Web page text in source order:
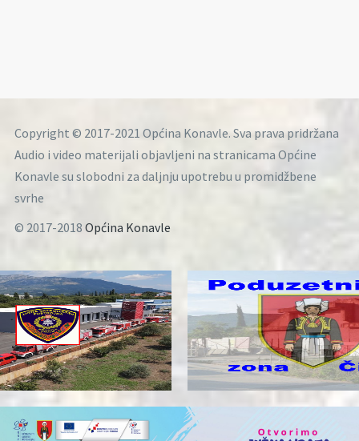
Copyright © 2017-2021 Općina Konavle. Sva prava pridržana
Audio i video materijali objavljeni na stranicama Općine
Konavle su slobodni za daljnju upotrebu u promidžbene
svrhe
© 2017-2018 Općina Konavle